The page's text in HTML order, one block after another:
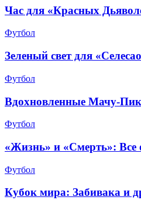
Час для «Красных
Футбол
Зеленый свет для
Футбол
Вдохновленные Мачу-
Футбол
«Жизнь» и «Смерть»: Все
Футбол
Кубок мира: Забивака и